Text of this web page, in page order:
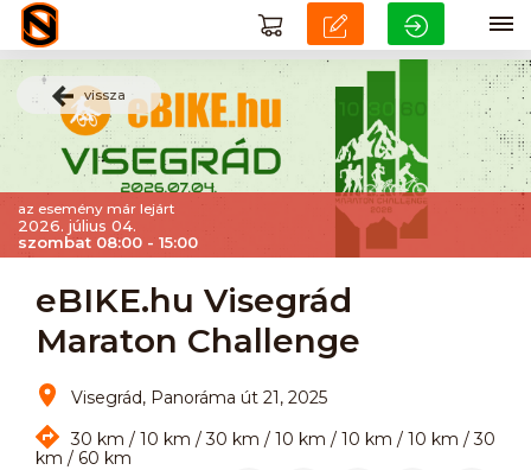
vissza
az esemény már lejárt
2026. július 04.
szombat 08:00 - 15:00
eBIKE.hu Visegrád
Maraton Challenge
Visegrád, Panoráma út 21, 2025
30 km / 10 km / 30 km / 10 km / 10 km / 10 km / 30
km / 60 km